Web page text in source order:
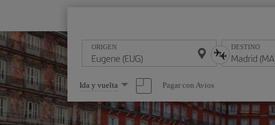
ORIGEN DESTINO
Seleccione
una
opción
Ida y vuelta Pagar con Avios